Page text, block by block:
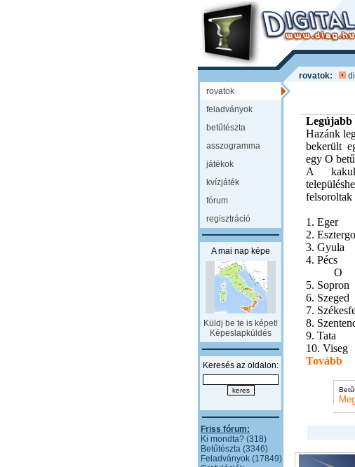
rovatok:
rovatok
feladványok
betűtészta
asszogramma
játékok
kvízjáték
fórum
regisztráció
A mai nap képe
Küldj be te is képet!
Képeslapküldés
Keresés az oldalon:
Friss fórum:
Ki mondta? (318)
Betűtészta (3346)
Feladványok (17849)
Legújabb
Hazánk
bekerült
egy O
A
felsoroltak
1. Eger
2.
3. Gyula
4. Pécs
O
5. Sopron
6. Szeged
7.
8.
9. Tata
10. Viseg
Tovább